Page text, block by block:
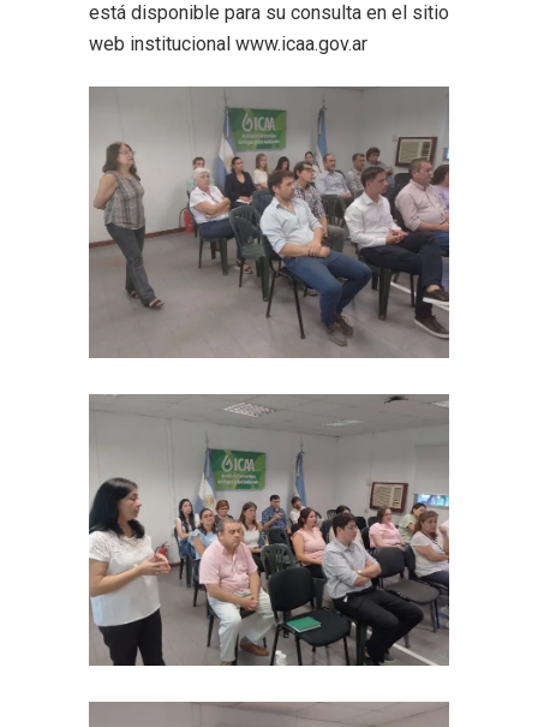
está disponible para su consulta en el sitio
web institucional www.icaa.gov.ar